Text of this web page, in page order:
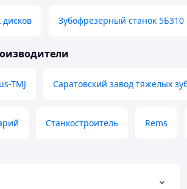
Зубофрезерный станок 5Б310
TMJ Саратовский завод тяжелых
Станкостроитель Rems